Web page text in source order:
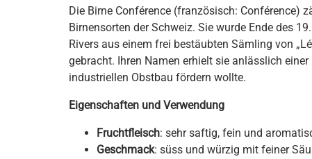
Die Birne Conférence (französisch: Conférence)
Birnensorten der Schweiz. Sie wurde Ende des
Rivers aus einem frei bestäubten Sämling von
gebracht. Ihren Namen erhielt sie anlässlich
industriellen Obstbau fördern wollte.
Eigenschaften und Verwendung
Fruchtfleisch: sehr saftig, fein und
Geschmack: süss und würzig mit feiner